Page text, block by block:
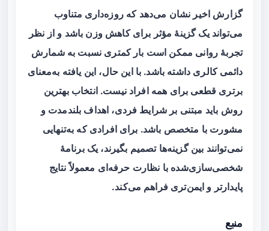
گزارش اخیر نشان می‌دهد کهروزه‌داری متناوب
می‌تواند یک گزینهٔ مؤثر برای کاهش وزن باشد و از نظر
تجربهٔ روانی ممکن است بار کمتری نسبت به شمارش
دائمی کالری داشته باشد. با این حال، این یافته به‌معنای
برتری قطعی برای همه افراد نیست. انتخاب بهترین
روش باید مبتنی بر شرایط فردی، اهداف بلندمدت و
مشورت با متخصص باشد. برای افرادی که به‌تنهایی
نمی‌توانند بین گزینه‌ها تصمیم بگیرند، یک برنامهٔ
شخصی‌سازی‌شده با نظارت حرفه‌ای معمولاً نتایج
پایدارتر و ایمن‌تری فراهم می‌کند.
منبع